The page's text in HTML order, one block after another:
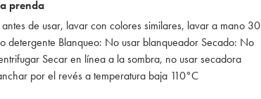
prenda
de usar, lavar con colores similares, lavar a mano 30
detergente Blanqueo: No usar blanqueador Secado: No
Secar en línea a la sombra, no usar secadora
por el revés a temperatura baja 110°C